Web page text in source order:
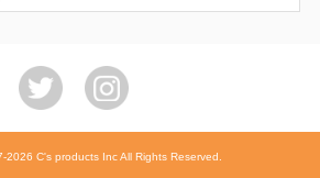
2026 C's products Inc All Rights Reserved.